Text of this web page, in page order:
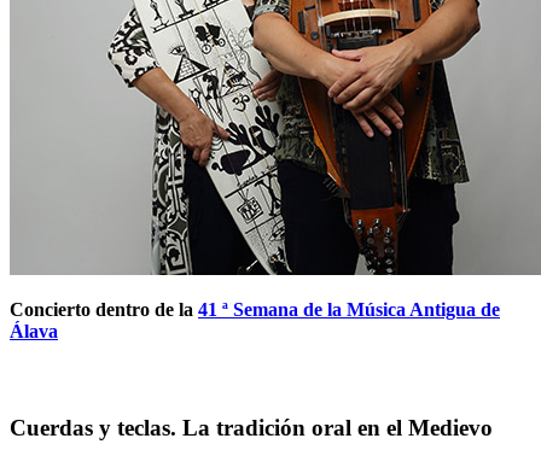
Concierto dentro de la 41 ª Semana de la Música Antigua de
Álava
Cuerdas y teclas. La tradición oral en el Medievo